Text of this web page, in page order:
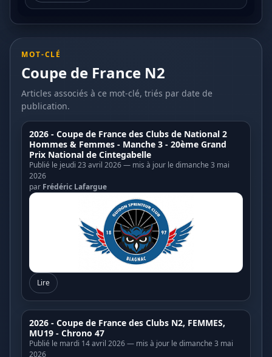
MOT-CLÉ
Coupe de France N2
Articles associés à ce mot-clé, triés par date de
publication.
2026 - Coupe de France des Clubs de National 2
Hommes & Femmes - Manche 3 - 20ème Grand
Prix National de Cintegabelle
Publié le jeudi 23 avril 2026 — mis à jour le dimanche 3 mai
2026
par Frédéric Lafargue
Lire
2026 - Coupe de France des Clubs N2, FEMMES,
MU19 - Chrono 47
Publié le mardi 14 avril 2026 — mis à jour le dimanche 3 mai
2026